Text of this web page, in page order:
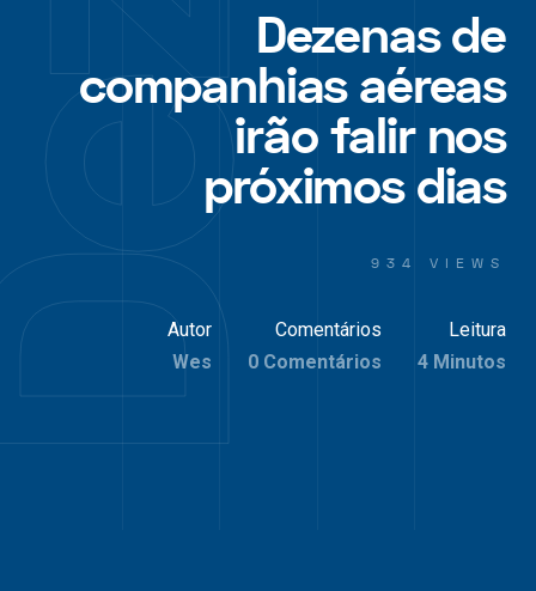
Dezenas de
companhias aéreas
irão falir nos
próximos dias
934 VIEWS
Autor
Wes
Comentários
0 Comentários
Leitura
4 Minutos